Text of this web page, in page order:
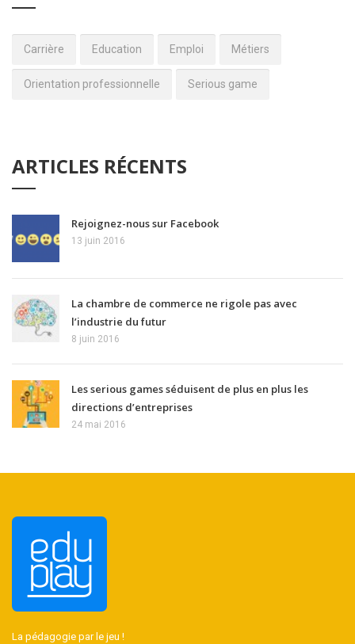
Carrière Education Emploi Métiers
Orientation professionnelle Serious game
ARTICLES RÉCENTS
Rejoignez-nous sur Facebook
13 juin 2016
La chambre de commerce ne rigole pas avec
l’industrie du futur
8 juin 2016
Les serious games séduisent de plus en plus les
directions d’entreprises
24 mai 2016
La pédagogie par le jeu !